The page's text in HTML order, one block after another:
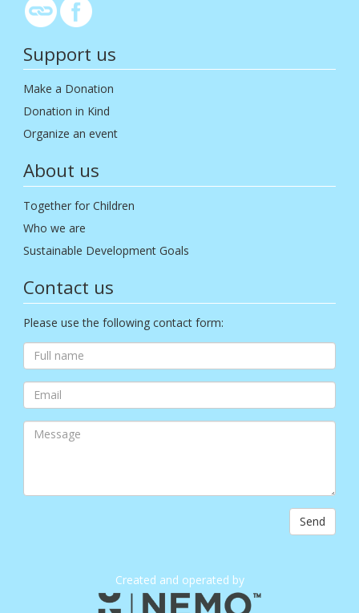
Support us
Make a Donation
Donation in Kind
Organize an event
About us
Together for Children
Who we are
Sustainable Development Goals
Contact us
Please use the following contact form:
Send
Created and operated by